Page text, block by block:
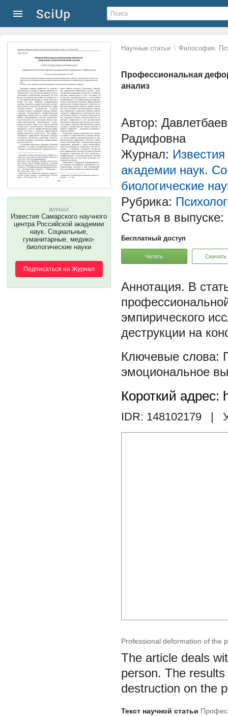
Научные статьи \ Философия.
Профессиональная
анализ
ЖУРНАЛ
Известия Самарского научного
центра Российской академии
наук. Социальные,
гуманитарные, медико-
биологические науки
Подписаться на Журнал
Автор:
Радифовна
Журнал:
академии наук.
биологические
Рубрика:
Статья в выпуске:
Бесплатный доступ
Читать Скачать
В
эмпирического
деструкции на
эмоциональное
Короткий адрес:
IDR: 148102179 |
Professional deformation of the
The article deals
person. The
destruction on the
Текст научной статьи